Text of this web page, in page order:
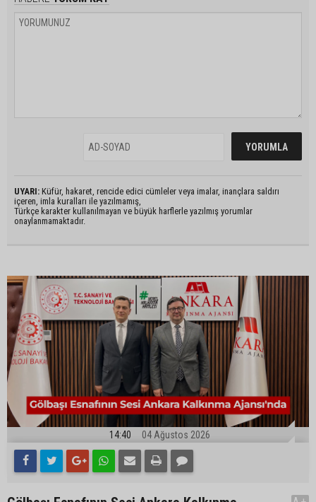
UYARI: Küfür, hakaret, rencide edici cümleler veya imalar, inançlara saldırı
içeren, imla kuralları ile yazılmamış,
Türkçe karakter kullanılmayan ve büyük harflerle yazılmış yorumlar
onaylanmamaktadır.
14:40 04 Ağustos 2026